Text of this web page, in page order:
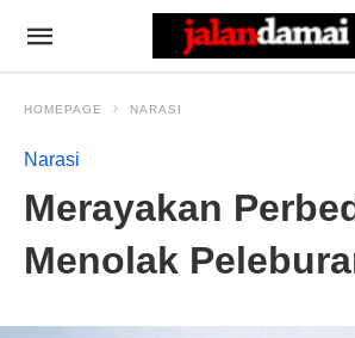
HOMEPAGE NARASI
Narasi
Merayakan
Menolak